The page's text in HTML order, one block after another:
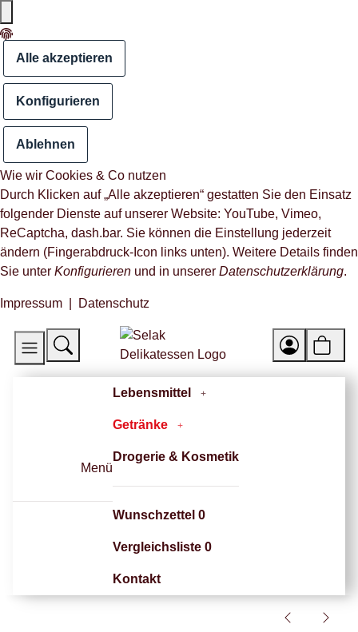
Alle akzeptieren
Konfigurieren
Ablehnen
Wie wir Cookies & Co nutzen
Durch Klicken auf „Alle akzeptieren“ gestatten Sie den Einsatz
folgender Dienste auf unserer Website: YouTube, Vimeo,
ReCaptcha, dash.bar. Sie können die Einstellung jederzeit
ändern (Fingerabdruck-Icon links unten). Weitere Details finden
Sie unter Konfigurieren und in unserer Datenschutzerklärung.
Impressum Datenschutz
Menü
Lebensmittel
Getränke
Drogerie & Kosmetik
Wunschzettel 0
Vergleichsliste 0
Kontakt